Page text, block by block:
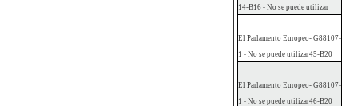
14-B16 - No se puede utilizar
El Parlamento Europeo- G88107-
1 - No se puede utilizar45-B20
El Parlamento Europeo- G88107-
1 - No se puede utilizar46-B20